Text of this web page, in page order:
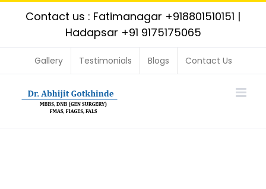
Contact us : Fatimanagar +918801510151 |
Hadapsar +91 9175175065
Gallery Testimonials Blogs Contact Us